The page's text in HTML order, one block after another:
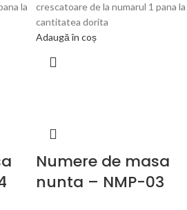
la
crescatoare de la numarul 1 pana la
cantitatea dorita
Adaugă în coș
Numere de masa
nunta – NMP-03